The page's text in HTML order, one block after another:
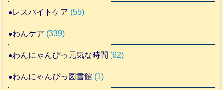
レスパイトケア (55)
わんケア (339)
わんにゃんぴっ元気な時間 (62)
わんにゃんぴっ図書館 (1)